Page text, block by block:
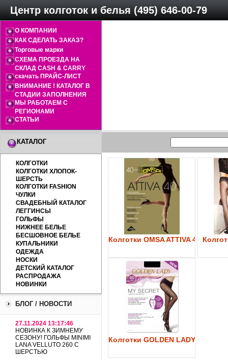
Центр колготок и белья (495) 646-00-79
О КОМПАНИИ
КАК СДЕЛАТЬ ЗАКАЗ?
Торговые марки
СХЕМА ПРОЕЗДА НА
СКЛАД CASH & CARRY
скачать ПРАЙС-ЛИСТ
ВНИМАНИЕ ! КАТАЛОГ В
СТАДИИ ЗАПОЛНЕНИЯ
МЫ РАБОТАЕМ С
РЕГИОНАМИ
СТАТЬИ
КАТАЛОГ
КОЛГОТКИ
КОЛГОТКИ ХЛОПОК-
ШЕРСТЬ
КОЛГОТКИ FASHION
ЧУЛКИ
СВАДЕБНЫЙ КАТАЛОГ
ЛЕГГИНСЫ
ГОЛЬФЫ
НИЖНЕЕ БЕЛЬЕ
БЕСШОВНОЕ БЕЛЬЕ
КУПАЛЬНИКИ
ОДЕЖДА
НОСКИ
ДЕТСКИЙ КАТАЛОГ
РАСПРОДАЖА
НОВИНКИ
БЛОГ / НОВОСТИ
27.11.2024 13:17:46
НОВИНКА К ЗИМНЕМУ
СЕЗОНУ! ГОЛЬФЫ MINIMI
LANA VELLUTO 260 С
ШЕРСТЬЮ
Колготки OMSA ATTIVA 40
Колготки GOLDEN LADY My